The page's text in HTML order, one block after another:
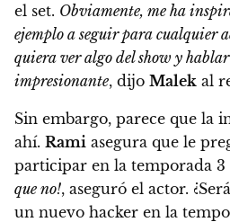
el set. Obviamente, me ha
ejemplo a seguir para cualquier
quiera ver algo del show y
impresionante, dijo Malek al
Sin embargo, parece que la
ahí. Rami asegura que le
participar en la temporada 3
que no!, aseguró el actor.
un nuevo hacker en la